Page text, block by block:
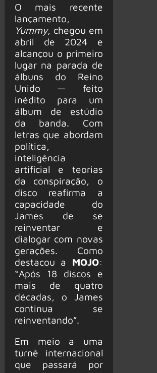
O mais recente
lançamento,
Yummy, chegou em
abril de 2024 e
alcançou o primeiro
lugar na parada de
álbuns do Reino
Unido — feito
inédito para um
álbum de estúdio
da banda. Com
letras que abordam
política,
inteligência
artificial e teorias
da conspiração, o
disco reafirma a
capacidade do
James de se
reinventar e
dialogar com novas
gerações. Como
destacou a MOJO:
“Após 18 discos e
mais de quatro
décadas, o James
continua se
reinventando”.
Em meio a uma
turnê internacional
que passará por